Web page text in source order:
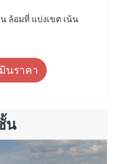
ล้อมที่ แบ่งเขต เน้น
นราคา
น